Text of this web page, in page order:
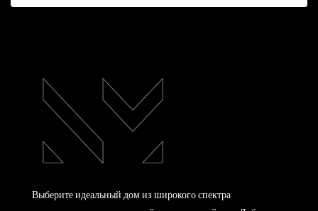
Выберите идеальный дом из широкого спектра